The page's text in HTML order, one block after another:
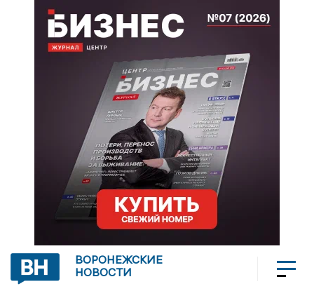
ВОРОНЕЖСКИЕ
НОВОСТИ